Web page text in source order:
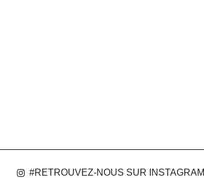
#RETROUVEZ-NOUS SUR INSTAGRAM